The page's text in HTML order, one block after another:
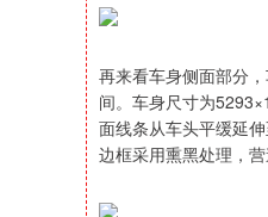
再来看车身侧面部分
间。车身尺寸为
面线条从车头平缓延
边框采用熏黑处理，